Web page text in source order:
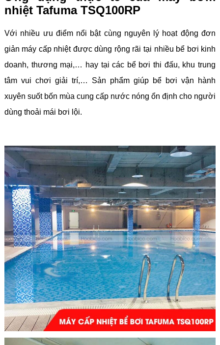
nhiệt Tafuma TSQ100RP
Với nhiều ưu điểm nổi bật cùng nguyên lý hoạt động đơn
giản máy cấp nhiệt được dùng rộng rãi tại nhiều bể bơi kinh
doanh, thương mại,… hay tại các bể bơi thi đấu, khu trung
tâm vui chơi giải trí,… Sản phẩm giúp bể bơi vận hành
xuyên suốt bốn mùa cung cấp nước nóng ổn định cho người
dùng thoải mái bơi lội.